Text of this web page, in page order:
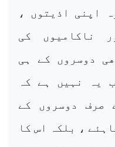
اپنی اذیتوں ،
ناکامیوں کی
دوسروں کے ہی
یہ نہیں ہے کہ
صرف دوسروں کے
، بلکہ اس کا